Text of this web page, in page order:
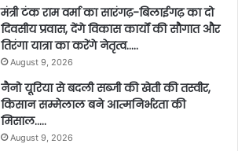
मंत्री टंक राम वर्मा का सारंगढ़-बिलाईगढ़ का दो
दिवसीय प्रवास, देंगे विकास कार्यों की सौगात और
तिरंगा यात्रा का करेंगे नेतृत्व…..
August 9, 2026
नैनो यूरिया से बदली सब्जी की खेती की तस्वीर,
किसान सम्मेलाल बने आत्मनिर्भरता की
मिसाल…..
August 9, 2026